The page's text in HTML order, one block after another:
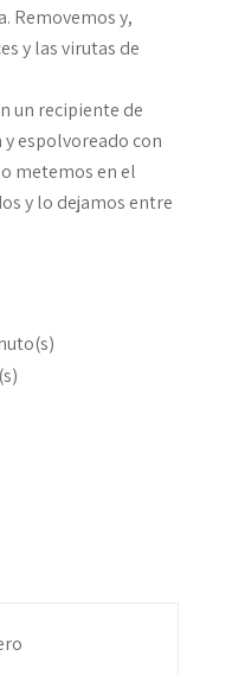
Removemos y,
y las virutas de
un recipiente de
espolvoreado con
metemos en el
y lo dejamos entre